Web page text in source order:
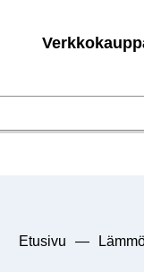
Etusivu —